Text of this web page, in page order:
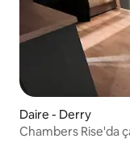
Daire - Derry
Chambers Rise'da